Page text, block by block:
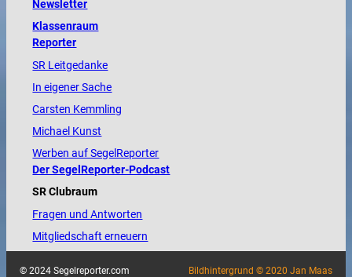
Newsletter
Klassenraum
Reporter
SR Leitgedanke
In eigener Sache
Carsten Kemmling
Michael Kunst
Werben auf SegelReporter
Der SegelReporter-Podcast
SR Clubraum
Fragen und Antworten
Mitgliedschaft erneuern
© 2024 Segelreporter.com Bildhintergrund © 2020 Jan Maas